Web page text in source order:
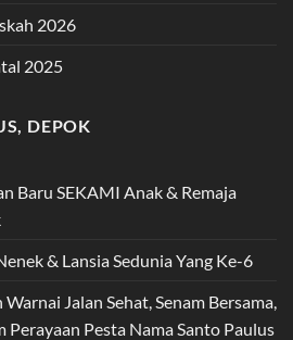
2026
2025
DEPOK
Baru SEKAMI Anak & Remaja
& Lansia Sedunia Yang Ke-6
Jalan Sehat, Senam Bersama,
Pesta Nama Santo Paulus